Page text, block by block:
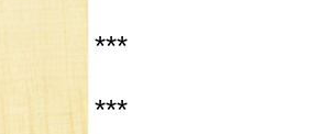
***
***